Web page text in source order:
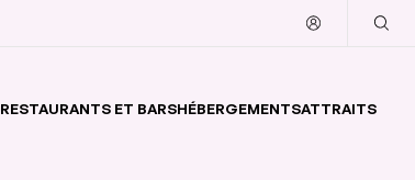
RESTAURANTS ET BARSHÉBERGEMENTSATTRAITS